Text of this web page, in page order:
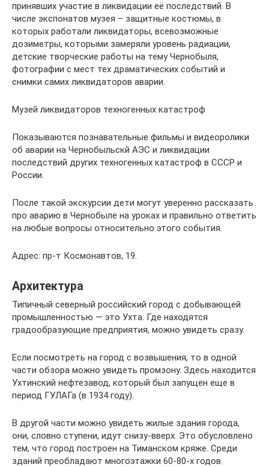
принявших участие в ликвидации её последствий. В
числе экспонатов музея – защитные костюмы, в
которых работали ликвидаторы, всевозможные
дозиметры, которыми замеряли уровень радиации,
детские творческие работы на тему Чернобыля,
фотографии с мест тех драматических событий и
снимки самих ликвидаторов аварии.
Музей ликвидаторов техногенных катастроф
Показываются познавательные фильмы и видеоролики
об аварии на Чернобыльскй АЭС и ликвидации
последствий других техногенных катастроф в СССР и
России.
После такой экскурсии дети могут уверенно рассказать
про аварию в Чернобыле на уроках и правильно ответить
на любые вопросы относительно этого события.
Адрес: пр-т Космонавтов, 19.
Архитектура
Типичный северный российский город с добывающей
промышленностью — это Ухта. Где находятся
градообразующие предприятия, можно увидеть сразу.
Если посмотреть на город с возвышения, то в одной
части обзора можно увидеть промзону. Здесь находится
Ухтинский нефтезавод, который был запущен еще в
период ГУЛАГа (в 1934 году).
В другой части можно увидеть жилые здания города,
они, словно ступени, идут снизу-вверх. Это обусловлено
тем, что город построен на Тиманском кряже. Среди
зданий преобладают многоэтажки 60-80-х годов.